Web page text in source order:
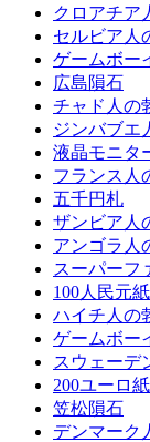
クロアチア
セルビア人
ゲームボー
広島隕石
チャド人の
ジンバブエ
液晶モニタ
フランス人
五千円札
ザンビア人
アンゴラ人
スーパーフ
100人民元
ハイチ人の
ゲームボー
スウェーデ
200ユーロ
笠松隕石
デンマーク